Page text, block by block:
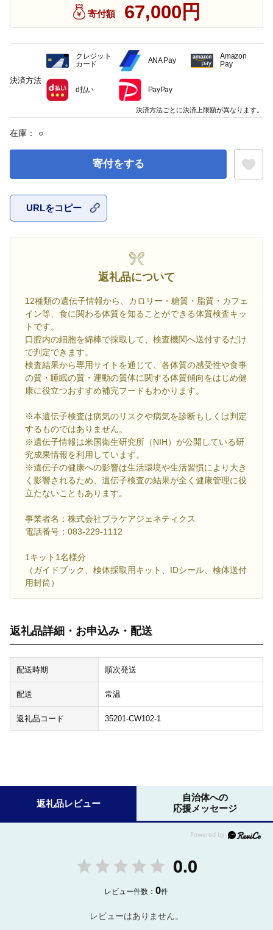
寄付額 67,000円
在庫： ○
寄付をする
URLをコピー
返礼品について
12種類の遺伝子情報から、カロリー・糖質・脂質・カフェ
イン等、食に関わる体質を知ることができる体質検査キッ
トです。
口腔内の細胞を綿棒で採取して、検査機関へ送付するだけ
で判定できます。
検査結果から専用サイトを通じて、各体質の感受性や食事
の質・睡眠の質・運動の質体に関する体質傾向をはじめ健
康に役立つおすすめ補完フードもわかります。
※本遺伝子検査は病気のリスクや病気を診断もしくは判定
するものではありません。
※遺伝子情報は米国衛生研究所（NIH）が公開している研
究成果情報を利用しています。
※遺伝子の健康への影響は生活環境や生活習慣により大き
く影響されるため、遺伝子検査の結果が全く健康管理に役
立たないこともあります。
事業者名：株式会社ブラケアジェネティクス
電話番号：083-229-1112
1キット1名様分
（ガイドブック、検体採取用キット、IDシール、検体送付
用封筒）
返礼品詳細・お申込み・配送
配送時期 順次発送
配送 常温
返礼品コード 35201-CW102-1
決済方法
クレジット
カード
ANA Pay
Amazon
Pay
d払い PayPay
決済方法ごとに決済上限額が異なります。
返礼品レビュー
自治体への
応援メッセージ
0.0
レビュー件数：0件
レビューはありません。